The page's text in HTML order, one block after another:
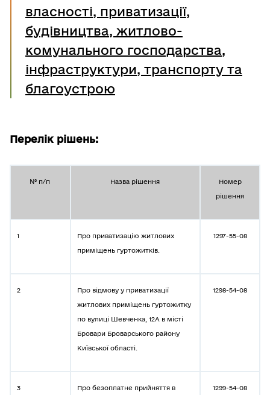
власності, приватизації,
будівництва, житлово-
комунального господарства,
інфраструктури, транспорту та
благоустрою
Перелік рішень:
№ п/п Назва рішення
Номер
рішення
1
Про приватизацію житлових
приміщень гуртожитків.
1297-55-08
2
Про відмову у приватизації
житлових приміщень гуртожитку
по вулиці Шевченка, 12А в місті
Бровари Броварського району
Київської області.
1298-54-08
3
Про безоплатне прийняття в
1299-54-08